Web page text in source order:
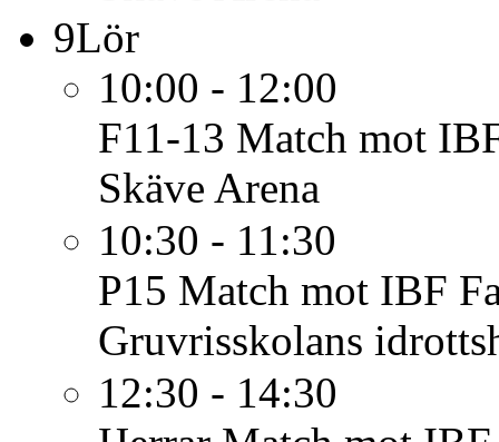
9Lör
10:00 - 12:00
F11-13 Match mot
Skäve Arena
10:30 - 11:30
P15 Match mot IBF
Gruvrisskolans
12:30 - 14:30